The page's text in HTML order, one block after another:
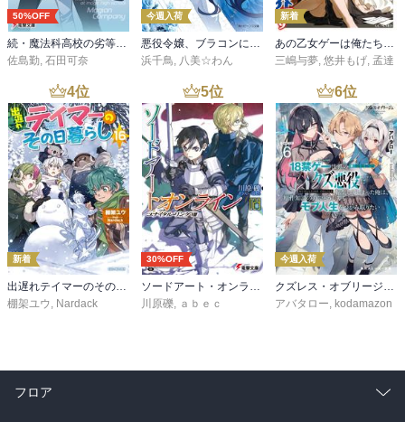
50%OFF
続・魔法科高校の劣等生 メイジアン・カンパニー(11)
佐島勤, 石田可奈
今週入荷
悪役令嬢、ブラコンにジョブチェンジします９【電子特典付き】
浜千鳥, 八美☆わん
新着
あの乙女ゲーは俺たちに厳しい世界です 6
三嶋与夢, 悠井もげ, 孟達
4位
新着
出遅れテイマーのその日暮らし 16
棚架ユウ, Nardack
5位
30%OFF
ソードアート・オンライン29 ユナイタル・リングVIII
川原礫, ａｂｅｃ
6位
今週入荷
クズレス・オブリージュ６ 18禁ゲー世界のクズ悪役に転生してしまった俺は、原作知識の力でどうしてもモブ人生をつかみ取りたい【電子特別版】
アバタロー, kodamazon
フロア